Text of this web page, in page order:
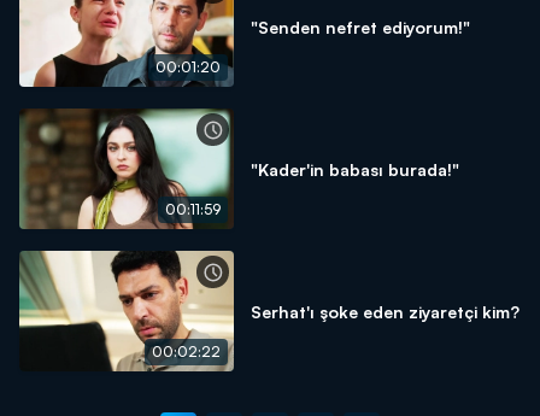
00:01:20
"Senden nefret ediyorum!"
00:11:59
"Kader'in babası burada!"
00:02:22
Serhat'ı şoke eden ziyaretçi kim?